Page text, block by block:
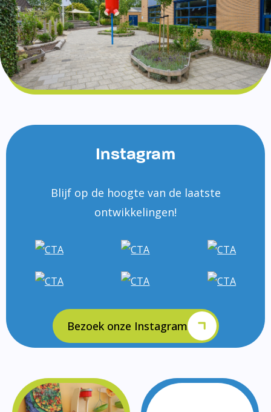
Instagram
Blijf op de hoogte van de laatste
ontwikkelingen!
Bezoek onze Instagram